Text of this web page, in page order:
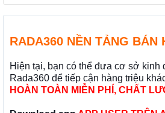
RADA360 NỀN TẢNG BÁN
Hiện tại, bạn có thể đưa cơ sở kinh
Rada360 để tiếp cận hàng triệu
HOÀN TOÀN MIỄN PHÍ, CHẤT